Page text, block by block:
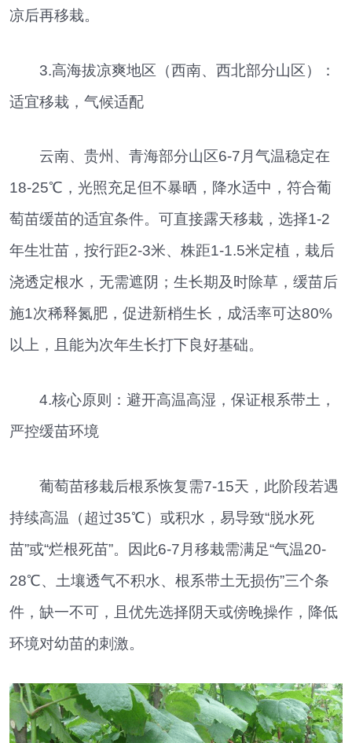
凉后再移栽。
3.高海拔凉爽地区（西南、西北部分山区）：
适宜移栽，气候适配
云南、贵州、青海部分山区6-7月气温稳定在
18-25℃，光照充足但不暴晒，降水适中，符合葡
萄苗缓苗的适宜条件。可直接露天移栽，选择1-2
年生壮苗，按行距2-3米、株距1-1.5米定植，栽后
浇透定根水，无需遮阴；生长期及时除草，缓苗后
施1次稀释氮肥，促进新梢生长，成活率可达80%
以上，且能为次年生长打下良好基础。
4.核心原则：避开高温高湿，保证根系带土，
严控缓苗环境
葡萄苗移栽后根系恢复需7-15天，此阶段若遇
持续高温（超过35℃）或积水，易导致“脱水死
苗”或“烂根死苗”。因此6-7月移栽需满足“气温20-
28℃、土壤透气不积水、根系带土无损伤”三个条
件，缺一不可，且优先选择阴天或傍晚操作，降低
环境对幼苗的刺激。